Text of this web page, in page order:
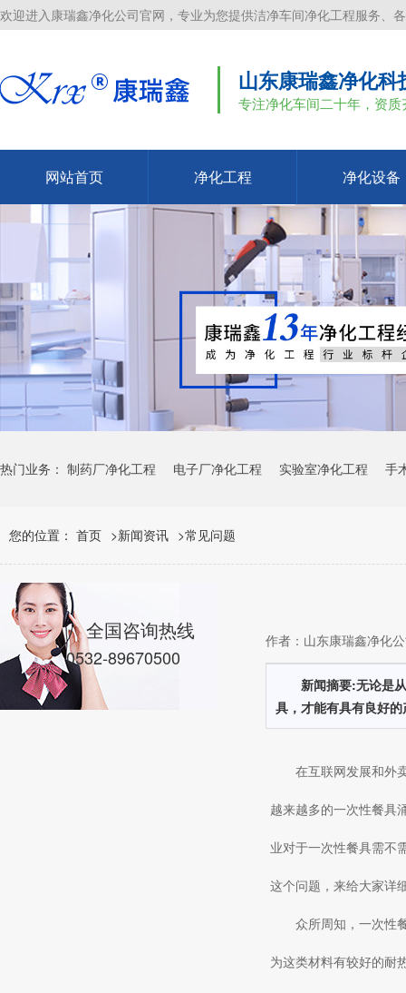
欢迎进入康瑞鑫净化公司官网，专业为您提供洁净车间净化工程服务、
山东康瑞鑫净化科
专注净化车间二十年，资质
网站首页 净化工程 净化设备
热门业务： 制药厂净化工程 电子厂净化工程 实验室净化工程 手
您的位置： 首页 >新闻资讯 >常见问题
全国咨询热线
0532-89670500
作者：山东康瑞鑫净化
新闻摘要:无论是
具，才能有具有良好
在互联网发展和外
越来越多的一次性餐具
业对于一次性餐具需不
这个问题，来给大家详
众所周知，一次性
为这类材料有较好的耐